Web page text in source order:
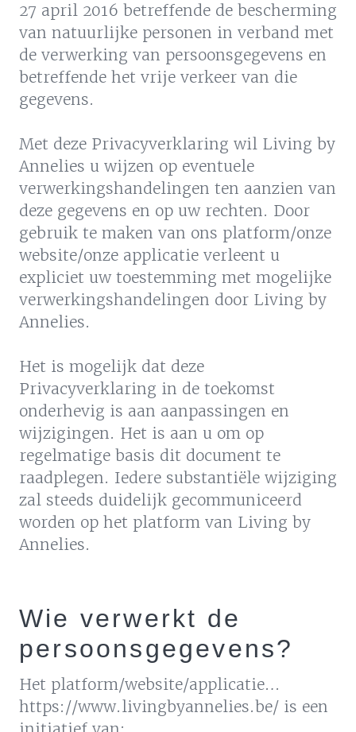
27 april 2016 betreffende de bescherming
van natuurlijke personen in verband met
de verwerking van persoonsgegevens en
betreffende het vrije verkeer van die
gegevens.
Met deze Privacyverklaring wil Living by
Annelies u wijzen op eventuele
verwerkingshandelingen ten aanzien van
deze gegevens en op uw rechten. Door
gebruik te maken van ons platform/onze
website/onze applicatie verleent u
expliciet uw toestemming met mogelijke
verwerkingshandelingen door Living by
Annelies.
Het is mogelijk dat deze
Privacyverklaring in de toekomst
onderhevig is aan aanpassingen en
wijzigingen. Het is aan u om op
regelmatige basis dit document te
raadplegen. Iedere substantiële wijziging
zal steeds duidelijk gecommuniceerd
worden op het platform van Living by
Annelies.
Wie verwerkt de
persoonsgegevens?
Het platform/website/applicatie…
https://www.livingbyannelies.be/ is een